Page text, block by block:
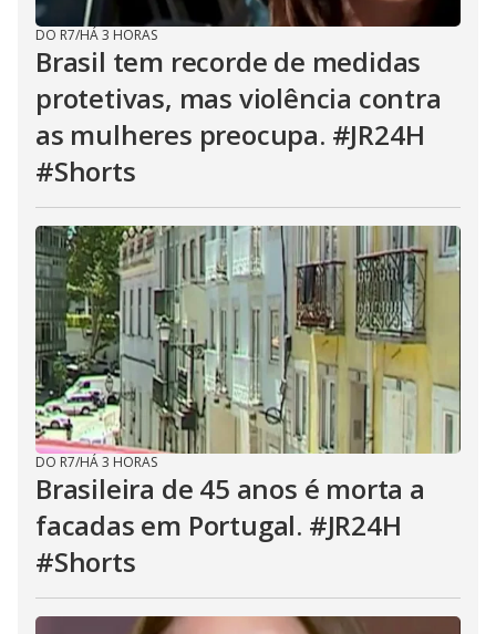
DO R7/HÁ 3 HORAS
Brasil tem recorde de medidas
protetivas, mas violência contra
as mulheres preocupa. #JR24H
#Shorts
DO R7/HÁ 3 HORAS
Brasileira de 45 anos é morta a
facadas em Portugal. #JR24H
#Shorts